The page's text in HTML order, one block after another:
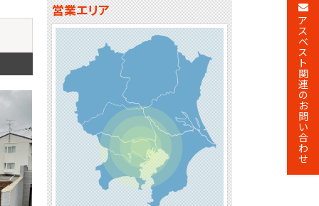
営業エリア
ア
ス
ベ
ス
ト
関
連
の
お
問
い
合
わ
せ